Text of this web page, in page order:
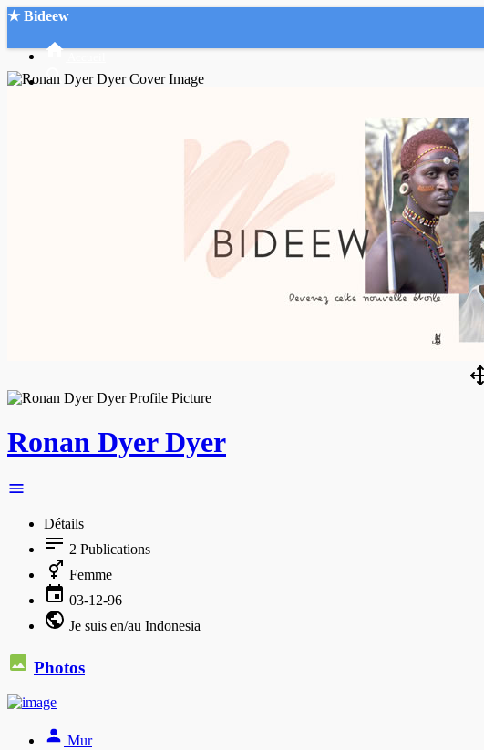
★ Bideew
Ronan Dyer Dyer
Détails
2 Publications
Femme
03-12-96
Je suis en/au Indonesia
Photos
Mur